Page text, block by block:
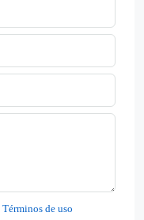
Términos de uso